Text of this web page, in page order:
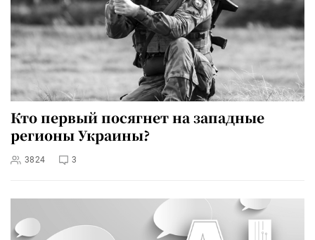
Кто первый посягнет на западные
регионы Украины?
3824 3